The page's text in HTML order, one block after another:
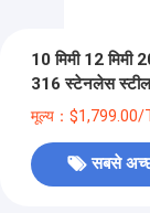
10 मिमी 12 मिमी
316 स्टेनलेस
मूल्य：
सबसे